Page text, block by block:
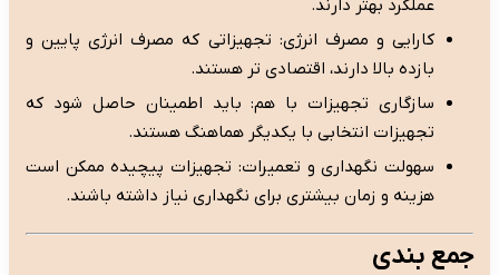
عملکرد بهتر دارند.
کارایی و مصرف انرژی: تجهیزاتی که مصرف انرژی پایین و
بازده بالا دارند، اقتصادی تر هستند.
سازگاری تجهیزات با هم: باید اطمینان حاصل شود که
تجهیزات انتخابی با یکدیگر هماهنگ هستند.
سهولت نگهداری و تعمیرات: تجهیزات پیچیده ممکن است
هزینه و زمان بیشتری برای نگهداری نیاز داشته باشند.
جمع بندی